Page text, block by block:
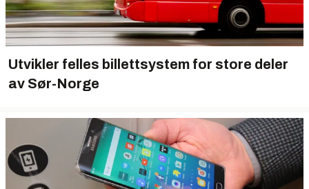
Utvikler felles billettsystem for store deler
av Sør-Norge